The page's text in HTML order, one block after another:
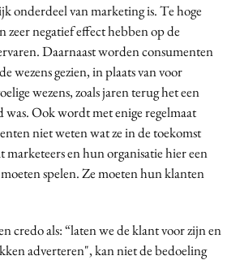
onderdeel van marketing is. Te hoge
negatief effect hebben op de
Daarnaast worden consumenten
wezens gezien, in plaats van voor
wezens, zoals jaren terug het een
was. Ook wordt met enige regelmaat
niet weten wat ze in de toekomst
en hun organisatie hier een
spelen. Ze moeten hun klanten
credo als: “laten we de klant voor zijn en
adverteren", kan niet de bedoeling